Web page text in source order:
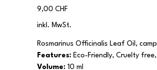
Preis
9,00 CHF
inkl. MwSt.
Rosmarinus Officinalis Leaf Oil,
Features:Eco-Friendly, Cruelty
Volume:10 ml